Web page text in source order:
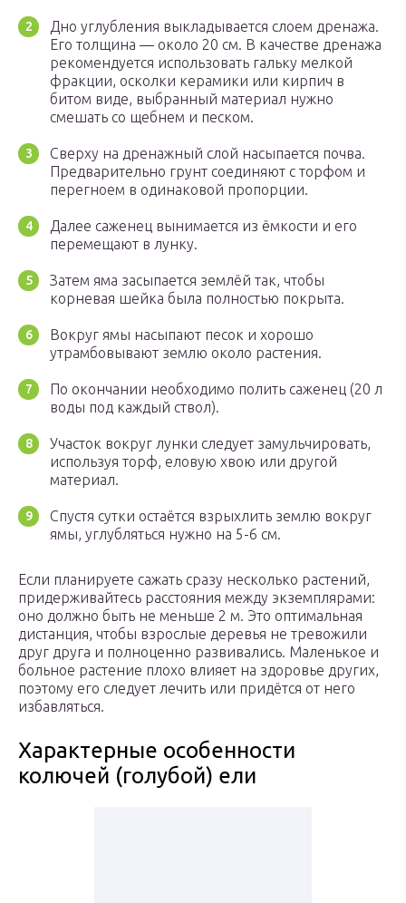
Дно углубления выкладывается слоем дренажа.
Его толщина — около 20 см. В качестве дренажа
рекомендуется использовать гальку мелкой
фракции, осколки керамики или кирпич в
битом виде, выбранный материал нужно
смешать со щебнем и песком.
Сверху на дренажный слой насыпается почва.
Предварительно грунт соединяют с торфом и
перегноем в одинаковой пропорции.
Далее саженец вынимается из ёмкости и его
перемещают в лунку.
Затем яма засыпается землёй так, чтобы
корневая шейка была полностью покрыта.
Вокруг ямы насыпают песок и хорошо
утрамбовывают землю около растения.
По окончании необходимо полить саженец (20 л
воды под каждый ствол).
Участок вокруг лунки следует замульчировать,
используя торф, еловую хвою или другой
материал.
Спустя сутки остаётся взрыхлить землю вокруг
ямы, углубляться нужно на 5-6 см.
Если планируете сажать сразу несколько растений,
придерживайтесь расстояния между экземплярами:
оно должно быть не меньше 2 м. Это оптимальная
дистанция, чтобы взрослые деревья не тревожили
друг друга и полноценно развивались. Маленькое и
больное растение плохо влияет на здоровье других,
поэтому его следует лечить или придётся от него
избавляться.
Характерные особенности
колючей (голубой) ели